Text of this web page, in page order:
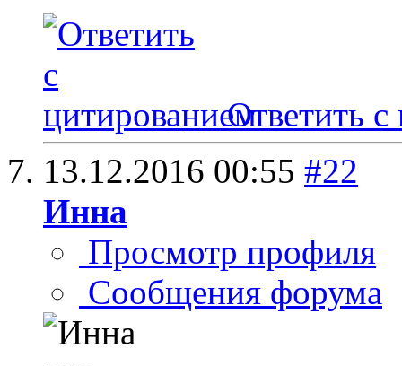
Ответить с
13.12.2016 00:55 #22
Инна
Просмотр профиля
Сообщения форума